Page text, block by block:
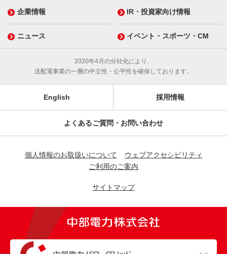
企業情報 IR・投資家向け情報
ニュース イベント・スポーツ・CM
2020年4月の分社化により、
送配電事業の一層の中立性・公平性を確保しております。
English 採用情報
よくあるご質問・お問い合わせ
個人情報のお取扱いについて
ウェブアクセシビリティ
ご利用のご案内
サイトマップ